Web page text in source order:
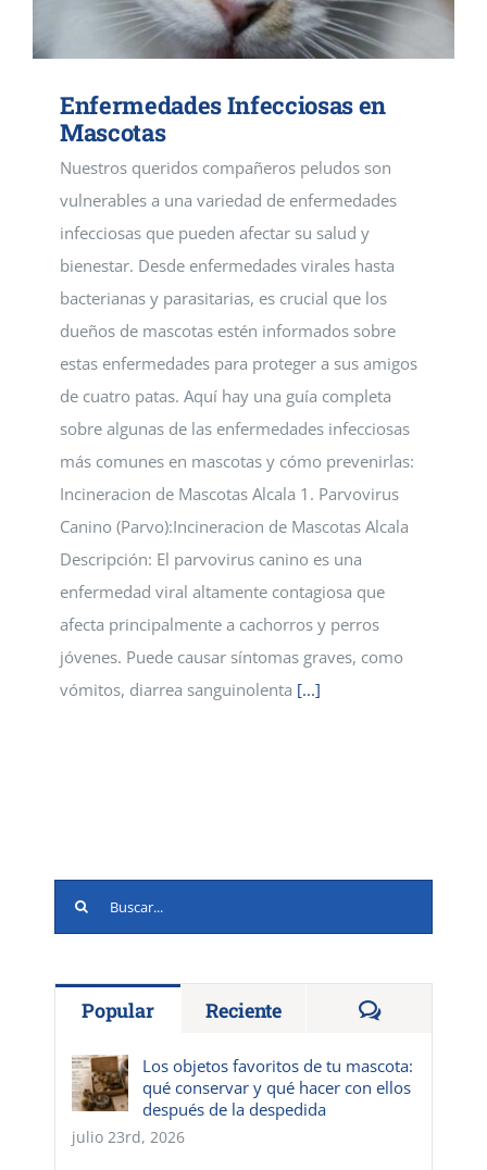
Enfermedades Infecciosas en
Mascotas
Nuestros queridos compañeros peludos son
vulnerables a una variedad de enfermedades
infecciosas que pueden afectar su salud y
bienestar. Desde enfermedades virales hasta
bacterianas y parasitarias, es crucial que los
dueños de mascotas estén informados sobre
estas enfermedades para proteger a sus amigos
de cuatro patas. Aquí hay una guía completa
sobre algunas de las enfermedades infecciosas
más comunes en mascotas y cómo prevenirlas:
Incineracion de Mascotas Alcala 1. Parvovirus
Canino (Parvo):Incineracion de Mascotas Alcala
Descripción: El parvovirus canino es una
enfermedad viral altamente contagiosa que
afecta principalmente a cachorros y perros
jóvenes. Puede causar síntomas graves, como
vómitos, diarrea sanguinolenta [...]
Buscar:
Popular Reciente
Los objetos favoritos de tu mascota:
qué conservar y qué hacer con ellos
después de la despedida
julio 23rd, 2026